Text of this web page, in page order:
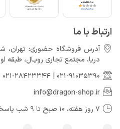
ارتباط با ما
آدرس فروشگاه حضوری: تهران،
دريا، مجتمع تجارى رويـال، طبقه اول، واحد 110
021-91035390
021-28423344
info@dragon-shop.ir
7 روز هفته، 10 صبح تا 9 شب پاسخگوی شما عزیزان هستیم.